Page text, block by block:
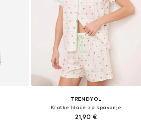
TRENDYOL
Kratke hlače za spavanje
21,90 €